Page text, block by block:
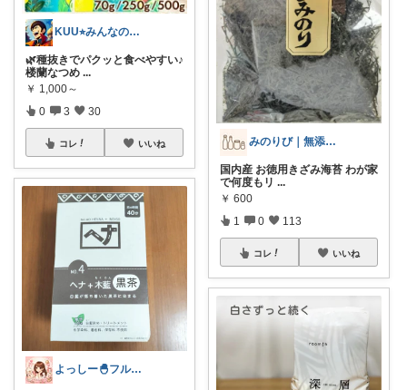
KUU⭐︎みんなの部屋
🌿種抜きでパクッと食べやすい♪
楼蘭なつめ ...
￥ 1,000～
0 3 30
コレ いいね
よっしー🐣フルタイム4児ママ
みのりび｜無添加・オーガニック食品
国内産 お徳用きざみ海苔 わが家
で何度もリ ...
￥ 600
1 0 113
コレ いいね